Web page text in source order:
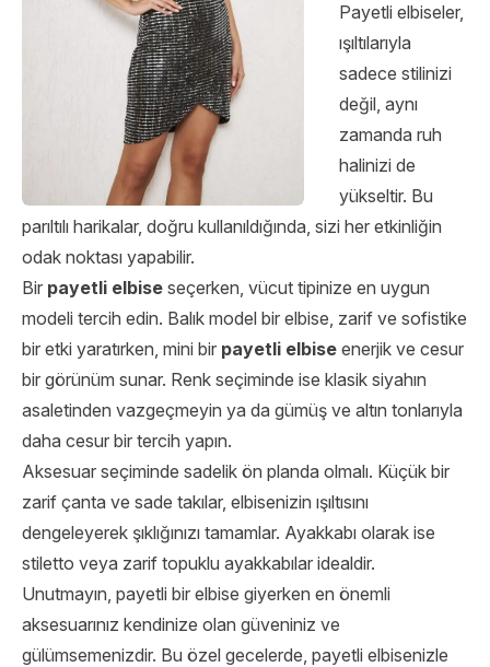
Payetli elbiseler,
ışıltılarıyla
sadece stilinizi
değil, aynı
zamanda ruh
halinizi de
yükseltir. Bu
parıltılı harikalar, doğru kullanıldığında, sizi her etkinliğin
odak noktası yapabilir.
Bir payetli elbise seçerken, vücut tipinize en uygun
modeli tercih edin. Balık model bir elbise, zarif ve sofistike
bir etki yaratırken, mini bir payetli elbise enerjik ve cesur
bir görünüm sunar. Renk seçiminde ise klasik siyahın
asaletinden vazgeçmeyin ya da gümüş ve altın tonlarıyla
daha cesur bir tercih yapın.
Aksesuar seçiminde sadelik ön planda olmalı. Küçük bir
zarif çanta ve sade takılar, elbisenizin ışıltısını
dengeleyerek şıklığınızı tamamlar. Ayakkabı olarak ise
stiletto veya zarif topuklu ayakkabılar idealdir.
Unutmayın, payetli bir elbise giyerken en önemli
aksesuarınız kendinize olan güveniniz ve
gülümsemenizdir. Bu özel gecelerde, payetli elbisenizle